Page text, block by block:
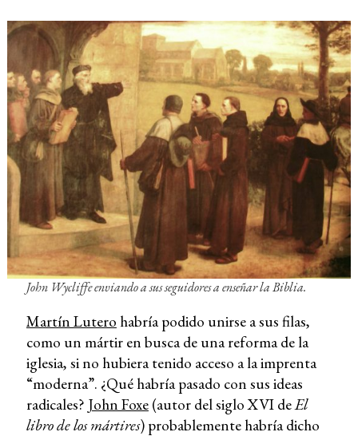
John Wycliffe enviando a sus seguidores a enseñar la Biblia.
Martín Lutero habría podido unirse a sus filas,
como un mártir en busca de una reforma de la
iglesia, si no hubiera tenido acceso a la imprenta
“moderna”. ¿Qué habría pasado con sus ideas
radicales? John Foxe(autor del siglo XVI deEl
libro de los mártires) probablemente habría dicho